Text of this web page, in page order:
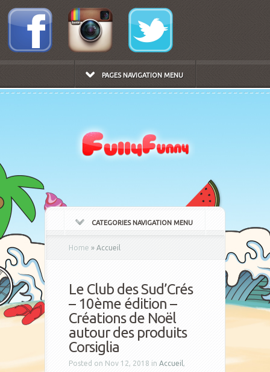
PAGES NAVIGATION MENU
CATEGORIES NAVIGATION MENU
Home » Accueil
Le Club des Sud’Crés
– 10ème édition –
Créations de Noël
autour des produits
Corsiglia
Posted on Nov 12, 2018 in Accueil ,